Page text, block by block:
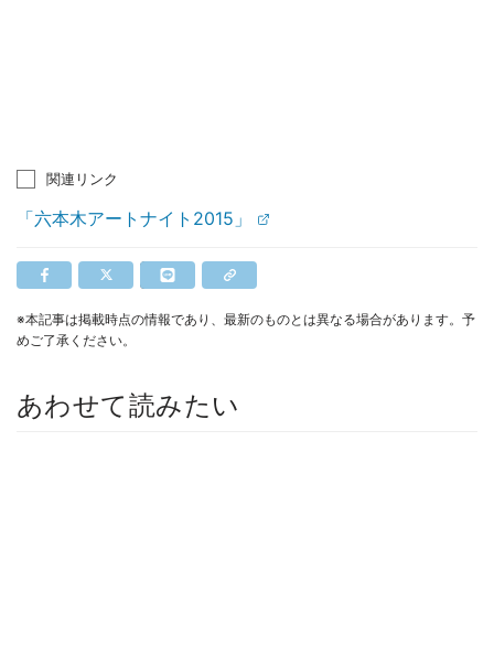
関連リンク
「六本木アートナイト2015」
※本記事は掲載時点の情報であり、最新のものとは異なる場合があります。予
めご了承ください。
あわせて読みたい